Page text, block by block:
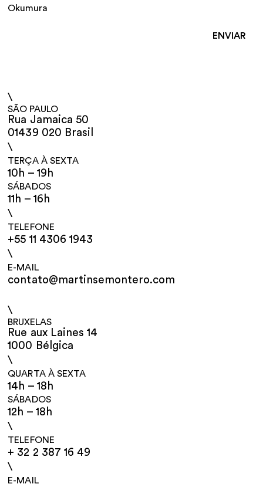
Okumura
\
SÃO PAULO
Rua Jamaica 50
01439 020 Brasil
\
TERÇA À SEXTA
10h – 19h
SÁBADOS
11h – 16h
\
TELEFONE
+55 11 4306 1943
\
E-MAIL
contato@martinsemontero.com
\
BRUXELAS
Rue aux Laines 14
1000 Bélgica
\
QUARTA À SEXTA
14h – 18h
SÁBADOS
12h – 18h
\
TELEFONE
+ 32 2 387 16 49
\
E-MAIL